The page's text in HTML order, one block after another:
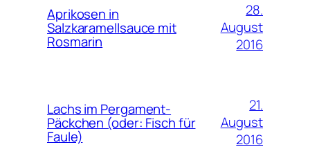
Aprikosen in
Salzkaramellsauce mit
Rosmarin
28.
August
2016
Lachs im Pergament-
Päckchen (oder: Fisch für
Faule)
21.
August
2016